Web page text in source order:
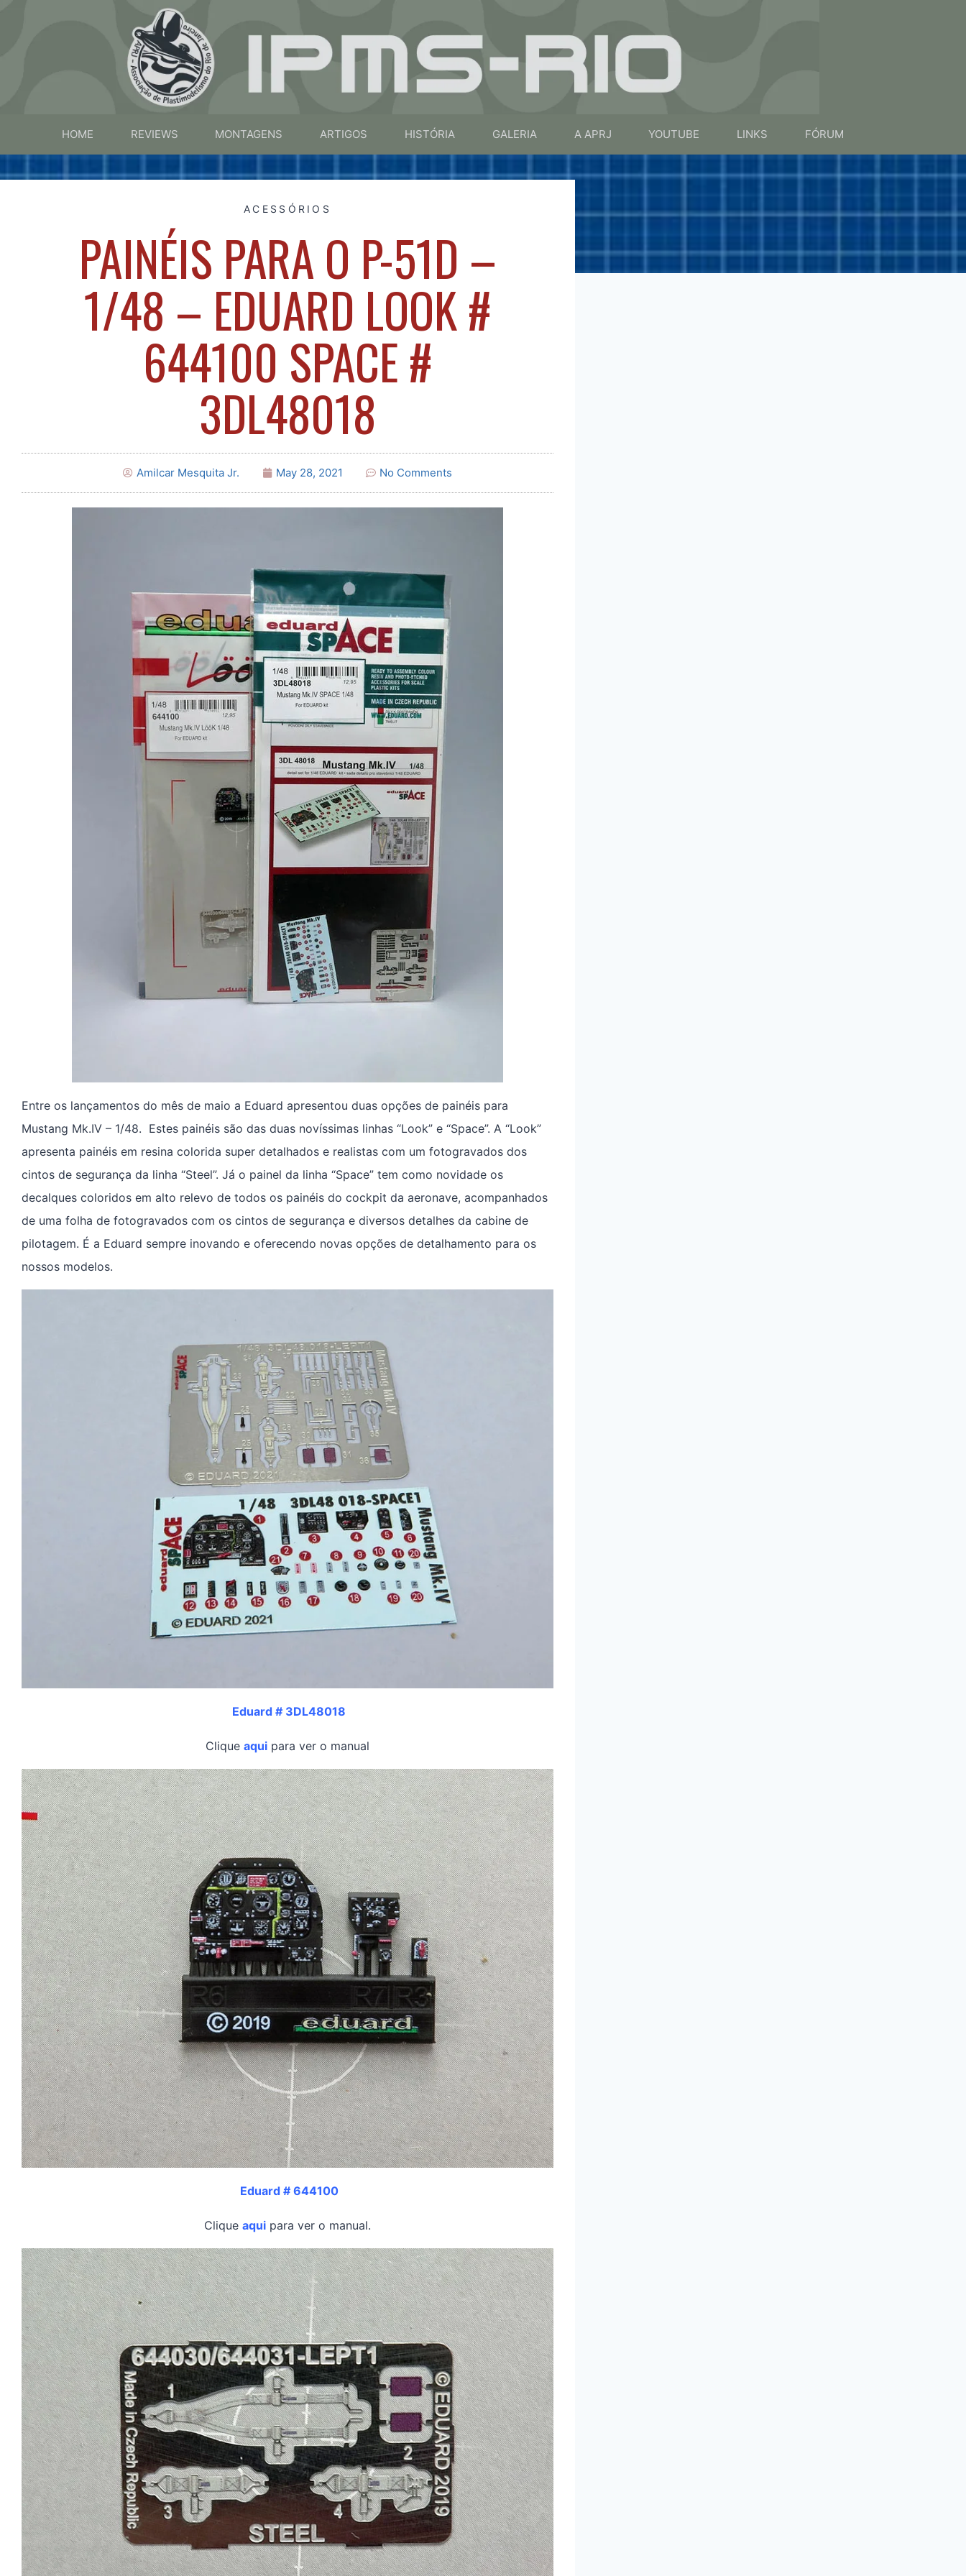
HOME REVIEWS MONTAGENS ARTIGOS HISTÓRIA GALERIA A APRJ YOUTUBE LINKS FÓRUM
ACESSÓRIOS
PAINÉIS PARA O P-51D –
1/48 – EDUARD LOOK #
644100 SPACE #
3DL48018
Amilcar Mesquita Jr. May 28, 2021 No Comments
Entre os lançamentos do mês de maio a Eduard apresentou duas opções de painéis para
Mustang Mk.IV – 1/48. Estes painéis são das duas novíssimas linhas “Look” e “Space”. A “Look”
apresenta painéis em resina colorida super detalhados e realistas com um fotogravados dos
cintos de segurança da linha “Steel”. Já o painel da linha “Space” tem como novidade os
decalques coloridos em alto relevo de todos os painéis do cockpit da aeronave, acompanhados
de uma folha de fotogravados com os cintos de segurança e diversos detalhes da cabine de
pilotagem. É a Eduard sempre inovando e oferecendo novas opções de detalhamento para os
nossos modelos.
Eduard # 3DL48018
Clique aqui para ver o manual
Eduard # 644100
Clique aqui para ver o manual.